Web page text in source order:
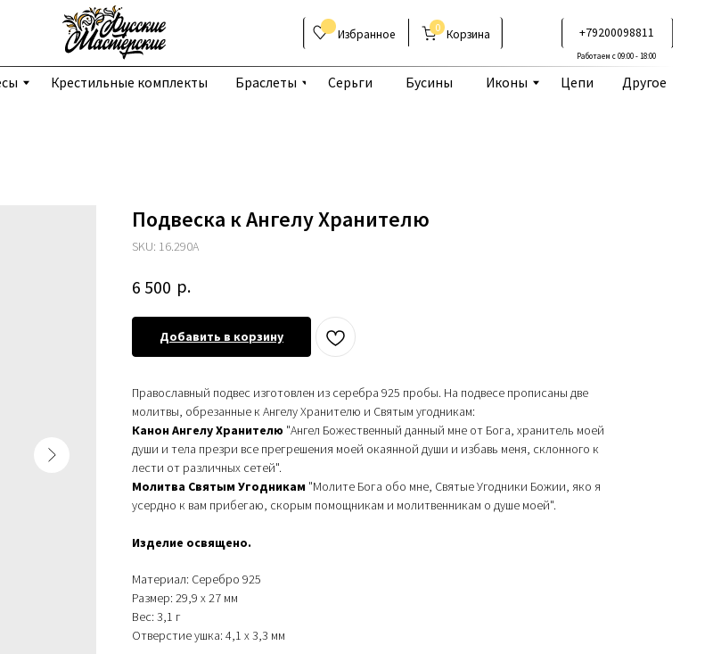
0 Корзина
Крестильные комплекты Серьги Бусины Иконы
+79200098811
Работаем с 09:00 - 18:00
Подвеска к Ангелу Хранителю
SKU: 16.290А
6 500 р.
Добавить в корзину
Православный подвес изготовлен из серебра 925 пробы. На подвесе прописаны две
молитвы, обрезанные к Ангелу Хранителю и Святым угодникам:
Канон Ангелу Хранителю "Ангел Божественный данный мне от Бога, хранитель моей
души и тела презри все прегрешения моей окаянной души и избавь меня, склонного к
лести от различных сетей".
Молитва Святым Угодникам "Молите Бога обо мне, Святые Угодники Божии, яко я
усердно к вам прибегаю, скорым помощникам и молитвенникам о душе моей".
Изделие освящено.
Материал: Серебро 925
Размер: 29,9 х 27 мм
Вес: 3,1 г
Отверстие ушка: 4,1 х 3,3 мм